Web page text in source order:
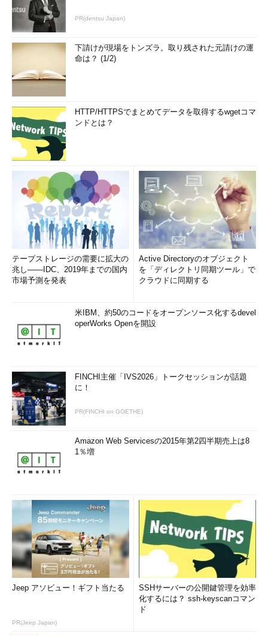
「Windows Server 2019 StandardまたはDatacenter」であるか
で識別できます（画面1）。Windows Server Semi-Annual
Channelは、WindowsProductNameが「Windows Server
StandardまたはDatacenter」となり、WindowsVersionのバージ
ョン番号でバージョンを識別できます。
画面1Hyper-V Server 2019のデスクトップは、Windows
Server 2019のServer Coreインストールと同じ。製品名を調
べることで区別できる
Hyper-V Server 2019は、Sconfigユーティリティーやコマンド
プロンプトからのコマンド実行、PowerShellコマンドレットで、
などのサーバの初期構成を行います。その後は、別のWindows
ServerやWindows 10コンピュータの「リモートサーバー管理ツ
ール（RSAT）」のMicrosoft管理コンソール（MMC）をリモー
また、2018年からはWindows 10 バージョン1709（x64）以降
またはWindows Server 2016以降に簡単に導入できる、HTML5
ベースの管理アプリ「Windows Admin Center（WAC）」も利用
できるようになりました（最新バージョンは2019年1月リリース
ただし、管理操作の応答性は、新しいWACよりも従来のMMC
管理ツールの方が優れています（
PR(dentsu Japan)
下請けが現場をトンズラ。取り残された元請けの運
命は？ (1/2)
HTTP/HTTPSでまとめてデータを取得するwgetコマ
ンドとは？
テープストレージの需要に拡大の
兆し――IDC、2019年までの国内
市場予測を発表
Active Directoryのオブジェクト
を「ディレクトリ同期ツール」で
クラウドに同期する
米IBM、約50のコードをオープンソース化するdevel
operWorks Openを開設
FINCHI主催「IVS2026」トークセッションが話題
に！
PR(FINCHI on GOETHE)
Amazon Web Servicesの2015年第2四半期売上は8
1％増
Jeep アソビュー！ギフト当たる
PR(Jeep Japan)
SSHサーバーの公開鍵管理を効率
化するには？ ssh-keyscanコマン
ド